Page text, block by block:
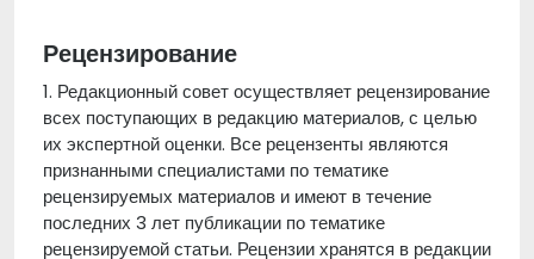
Рецензирование
1. Редакционный совет осуществляет рецензирование
всех поступающих в редакцию материалов, с целью
их экспертной оценки. Все рецензенты являются
признанными специалистами по тематике
рецензируемых материалов и имеют в течение
последних 3 лет публикации по тематике
рецензируемой статьи. Рецензии хранятся в редакции